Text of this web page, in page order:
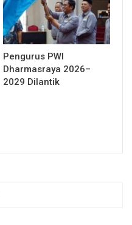
Pengurus PWI
Dharmasraya 2026–
2029 Dilantik